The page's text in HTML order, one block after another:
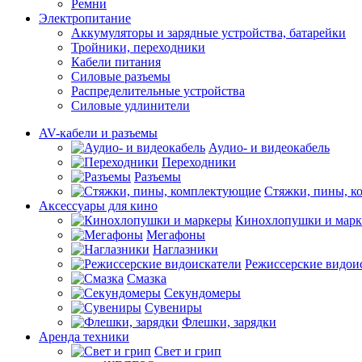
Ремни
Электропитание
Аккумуляторы и зарядные устройства, батарейки
Тройники, переходники
Кабели питания
Силовые разъемы
Распределительные устройства
Силовые удлинители
AV-кабели и разъемы
Аудио- и видеокабель
Переходники
Разъемы
Стяжки, пины,
Аксессуары для кино
Кинохлопушки и
Мегафоны
Наглазники
Режиссерские
Смазка
Секундомеры
Сувениры
Флешки, зарядки
Аренда техники
Свет и грип